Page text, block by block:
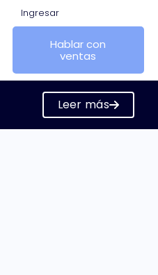
Ingresar
Hablar con
ventas
Leer más